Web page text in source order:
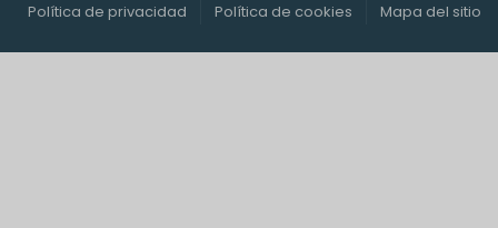
Política de privacidad
Política de cookies Mapa del sitio